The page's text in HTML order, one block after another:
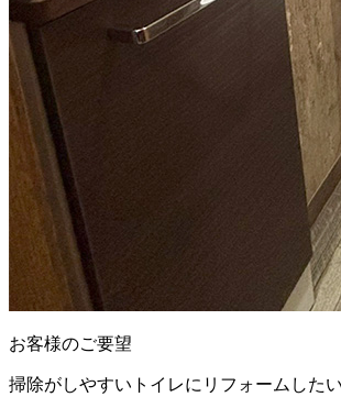
お客様のご要望
掃除がしやすいトイレにリフォームしたい